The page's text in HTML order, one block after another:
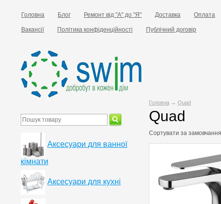
Головна Блог Ремонт від "А" до "Я" Доставка Оплата
Вакансії Політика конфіденційності Публічний договір
Головна → Quad
Quad
Сортувати за
Аксесуари для ванної
кімнати
Аксесуари для кухні